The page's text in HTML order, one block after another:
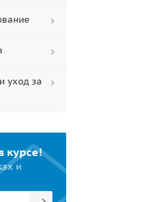
уход за
курсе!
и